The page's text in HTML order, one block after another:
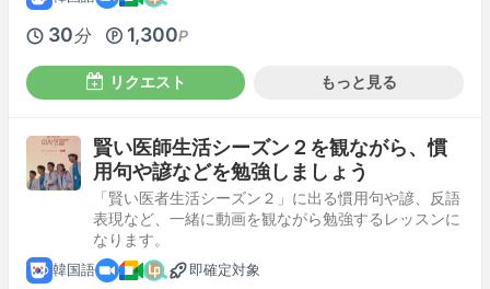
30分 1,300P
リクエスト もっと見る
賢い医師生活シーズン２を観ながら、慣
用句や諺などを勉強しましょう
「賢い医者生活シーズン２」に出る慣用句や諺、反語
表現など、一緒に動画を観ながら勉強するレッスンに
なります。
韓国語 即確定対象